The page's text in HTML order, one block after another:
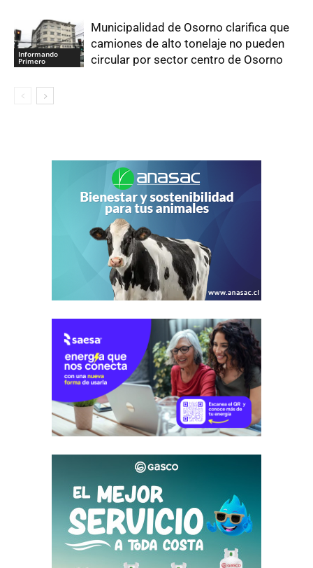
Informando
Primero
Municipalidad de Osorno clarifica que
camiones de alto tonelaje no pueden
circular por sector centro de Osorno